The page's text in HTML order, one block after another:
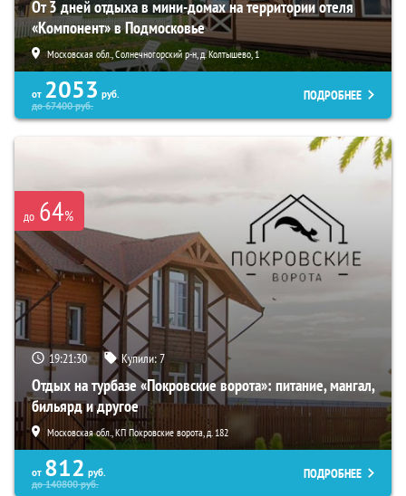
От 3 дней отдыха в мини-домах на территории отеля
«Компонент» в Подмосковье
Московская обл., Солнечногорский р-н, д. Колтышево, 1
от 2053 руб.
до67400руб.
ПОДРОБНЕЕ
до 64%
19:21:28 Купили:7
Отдых на турбазе «Покровские ворота»: питание, мангал,
бильярд и другое
Московская обл., КП Покровские ворота, д. 182
от 812 руб.
до140800руб.
ПОДРОБНЕЕ